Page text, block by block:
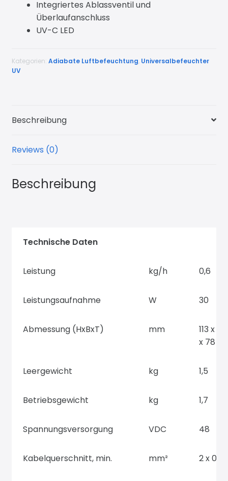
Integriertes Ablassventil und
Überlaufanschluss
UV-C LED
Kategorien: Adiabate Luftbefeuchtung, Universalbefeuchter
UV
Beschreibung
Reviews (0)
Beschreibung
Technische Daten
Leistung kg/h 0,6
Leistungsaufnahme W 30
Abmessung (HxBxT) mm
113 x
x 78
Leergewicht kg 1,5
Betriebsgewicht kg 1,7
Spannungsversorgung VDC 48
Kabelquerschnitt, min. mm² 2 x 0,5